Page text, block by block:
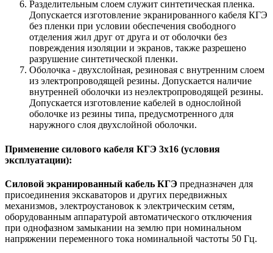
Разделительным слоем служит синтетическая пленка.
Допускается изготовление экранированного кабеля КГЭ
без пленки при условии обеспечения свободного
отделения жил друг от друга и от оболочки без
повреждения изоляции и экранов, также разрешено
разрушение синтетической пленки.
Оболочка - двухслойная, резиновая с внутренним слоем
из электропроводящей резины. Допускается наличие
внутренней оболочки из неэлектропроводящей резины.
Допускается изготовление кабелей в однослойной
оболочке из резины типа, предусмотренного для
наружного слоя двухслойной оболочки.
Применение силового кабеля КГЭ 3х16 (условия
эксплуатации):
Силовой экранированный кабель КГЭ предназначен для
присоединения экскаваторов и других передвижных
механизмов, электроустановок к электрическим сетям,
оборудованным аппаратурой автоматического отключения
при однофазном замыкании на землю при номинальном
напряжении переменного тока номинальной частоты 50 Гц.